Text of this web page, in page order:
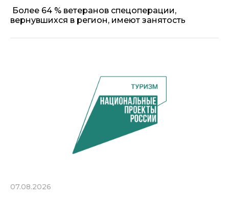
Более 64 % ветеранов спецоперации,
вернувшихся в регион, имеют занятость
07.08.2026